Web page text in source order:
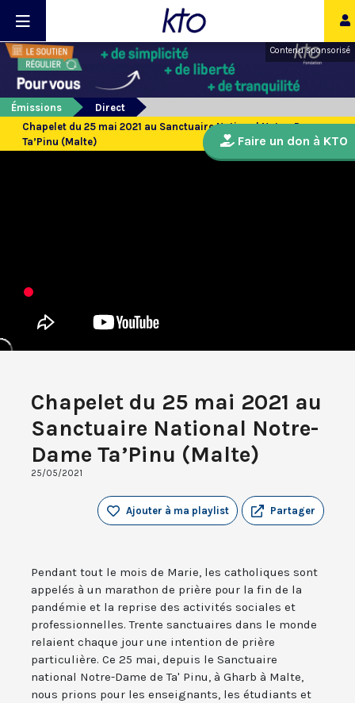
Contenu sponsorisé
Émissions
Direct
Chapelet du 25 mai 2021 au Sanctuaire National Notre-Dame
Ta’Pinu (Malte)
Chapelet du 25 mai 2021 au
Sanctuaire National Notre-
Dame Ta’Pinu (Malte)
25/05/2021
Partager
Ajouter à ma playlist
Pendant tout le mois de Marie, les catholiques sont
appelés à un marathon de prière pour la fin de la
pandémie et la reprise des activités sociales et
professionnelles. Trente sanctuaires dans le monde
relaient chaque jour une intention de prière
particulière. Ce 25 mai, depuis le Sanctuaire
national Notre-Dame de Ta' Pinu, à Gharb à Malte,
nous prions pour les enseignants, les étudiants et
Faire un don à KTO